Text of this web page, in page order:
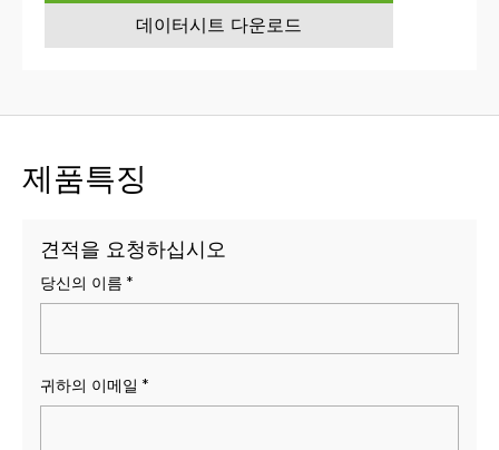
데이터시트 다운로드
제품특징
견적을 요청하십시오
당신의 이름 *
귀하의 이메일 *